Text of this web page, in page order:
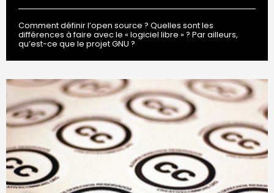
Comment définir l’open source ? Quelles sont les
différences à faire avec le « logiciel libre » ? Par ailleurs,
qu’est-ce que le projet GNU ?